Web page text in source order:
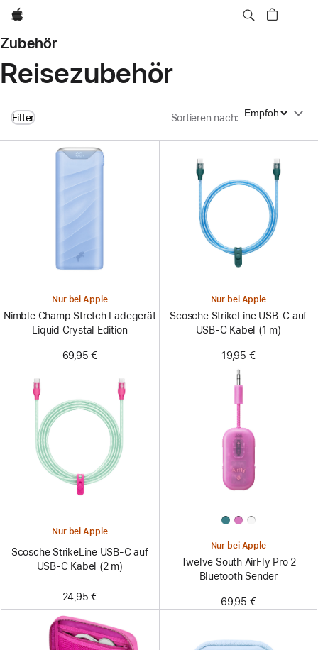
Apple
Zubehör
Reisezubehör
Filter Sortieren nach: Sortieren nach
Nur bei Apple
Nimble Champ Stretch Ladegerät
Liquid Crystal Edition
69,95 €
Nur bei Apple
Scosche StrikeLine USB-C auf
USB-C Kabel (1 m)
19,95 €
Nur bei Apple
Scosche StrikeLine USB-C auf
USB-C Kabel (2 m)
24,95 €
Nur bei Apple
Twelve South AirFly Pro 2
Bluetooth Sender
69,95 €